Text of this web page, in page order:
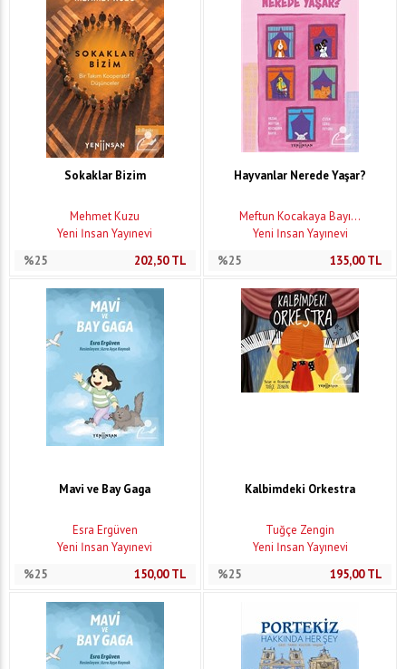
Sokaklar Bizim
Mehmet Kuzu
Yeni İnsan Yayınevi
%25
202,50TL
Hayvanlar Nerede Yaşar?
Meftun Kocakaya Bayı...
Yeni İnsan Yayınevi
%25
135,00TL
Mavi ve Bay Gaga
Esra Ergüven
Yeni İnsan Yayınevi
%25
150,00TL
Kalbimdeki Orkestra
Tuğçe Zengin
Yeni İnsan Yayınevi
%25
195,00TL